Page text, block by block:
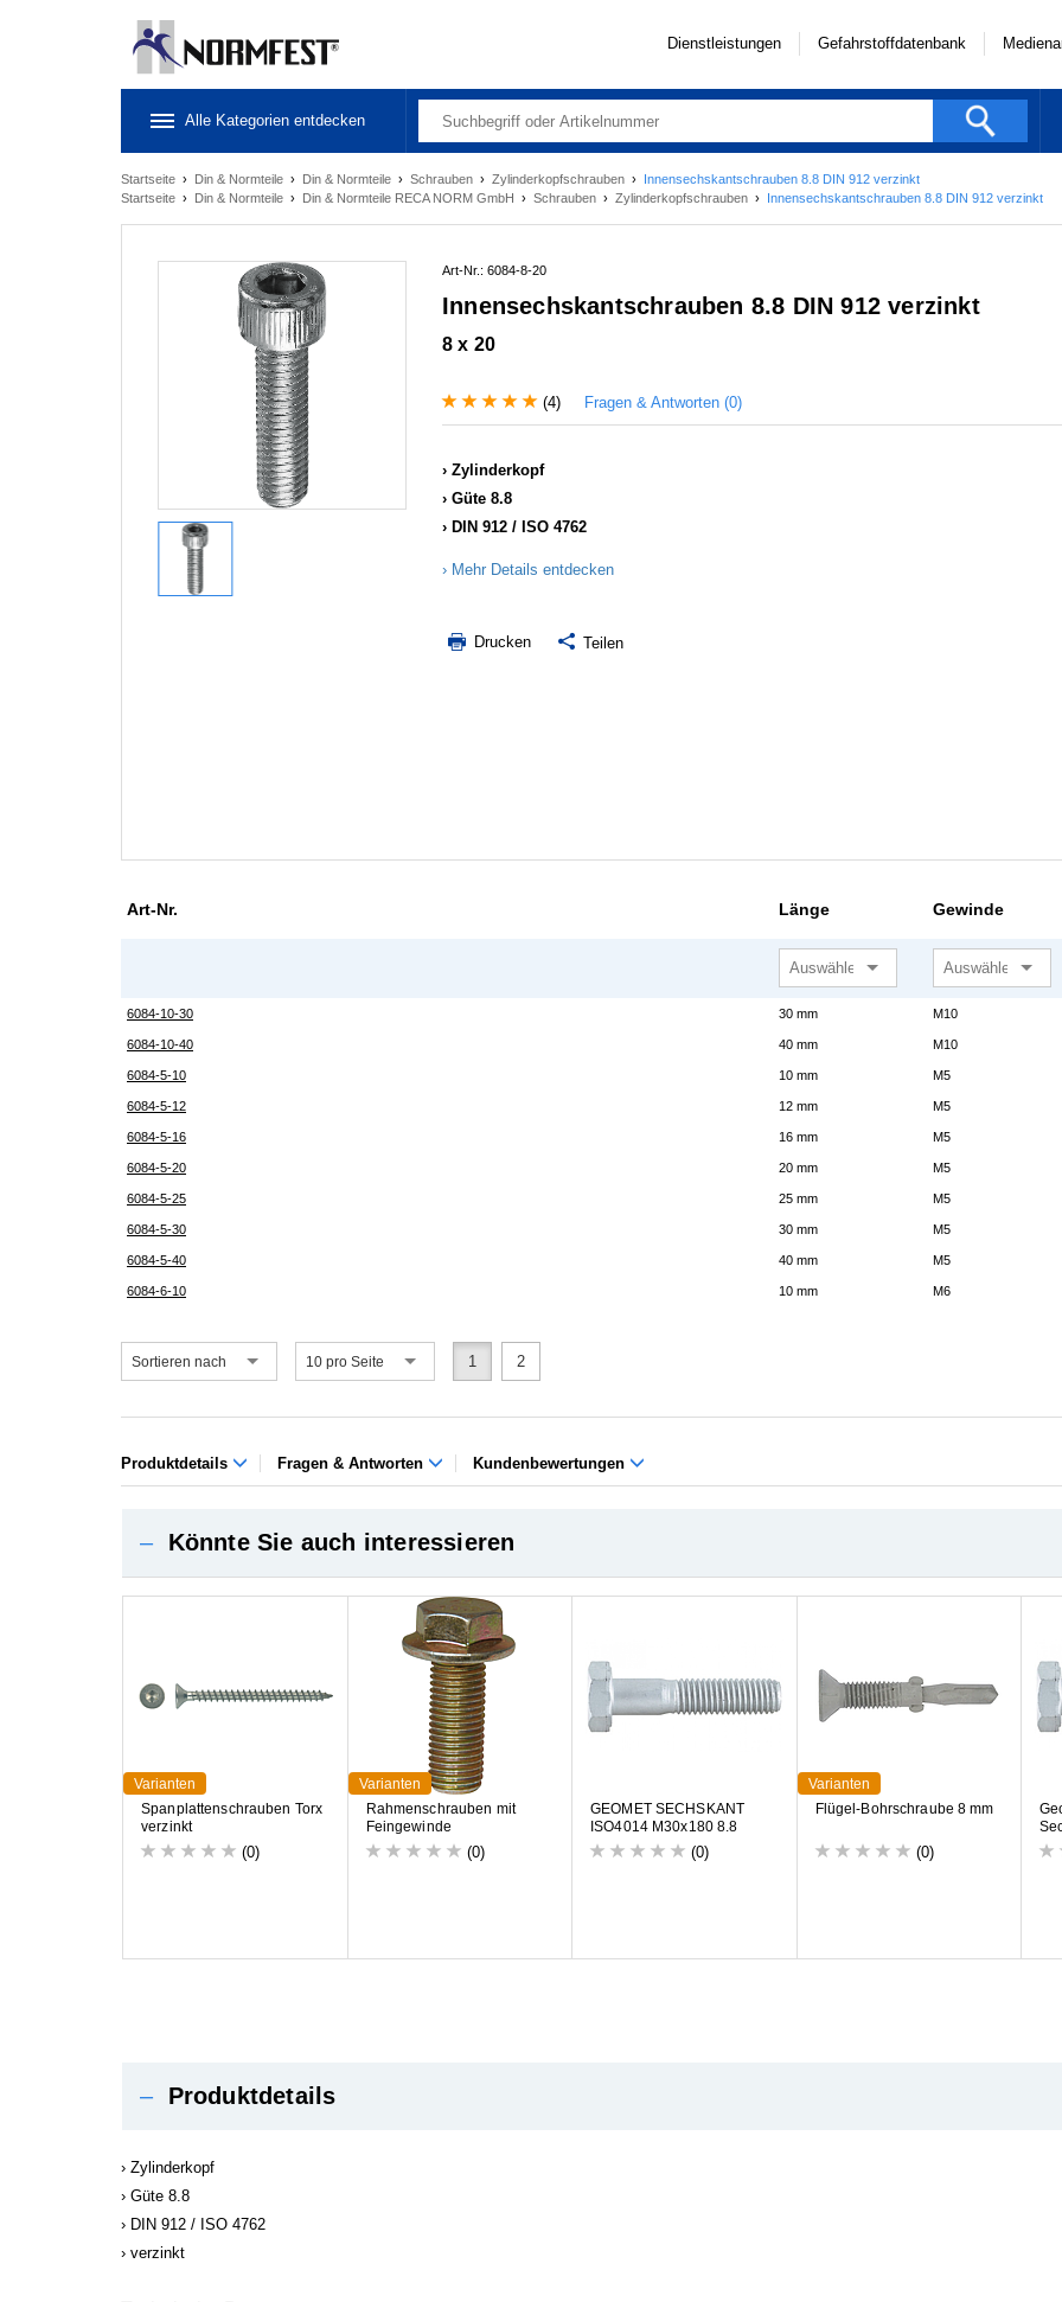
Dienstleistungen Gefahrstoffdatenbank
Alle Kategorien entdecken
Startseite › Din & Normteile › Din & Normteile › Schrauben › Zylinderkopfschrauben › Innensechskantschrauben 8.8 DIN 912 verzinkt
Startseite › Din & Normteile › Din & Normteile RECA NORM GmbH › Schrauben › Zylinderkopfschrauben › Innensechskantschrauben 8.8 DIN 912 verzinkt
Art-Nr.: 6084-8-20
Innensechskantschrauben 8.8 DIN 912 verzinkt
8 x 20
(4) Fragen & Antworten (0)
Zylinderkopf
Güte 8.8
DIN 912 / ISO 4762
Mehr Details entdecken
Drucken Teilen
Art-Nr. Länge Gewinde
6084-10-30 30 mm M10
6084-10-40 40 mm M10
6084-5-10 10 mm M5
6084-5-12 12 mm M5
6084-5-16 16 mm M5
6084-5-20 20 mm M5
6084-5-25 25 mm M5
6084-5-30 30 mm M5
6084-5-40 40 mm M5
6084-6-10 10 mm M6
Sortieren nach 10 pro Seite 1 2
Produktdetails Fragen & Antworten Kundenbewertungen
– Könnte Sie auch interessieren
Varianten
Spanpl attenschrauben Torx
verzinkt
(0)
Varianten
Rahmenschrauben mit
Feingewinde
(0)
GEOM ET SEC HS KANT
ISO4014 M30x180 8.8
(0)
Varianten
Fl üge l-Bohrschraube 8 mm
(0)
Ge
Se
– Produktdetails
Zylinderkopf
Güte 8.8
DIN 912 / ISO 4762
verzinkt